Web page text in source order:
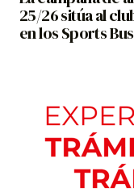
25/26 sitúa al
en los Sports